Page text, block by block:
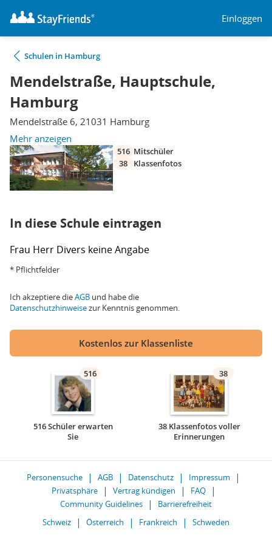
Einloggen
Schulen in Hamburg
Mendelstraße, Hauptschule,
Hamburg
Mendelstraße 6, 21031 Hamburg
Mehr anzeigen
516 Mitschüler
38
Klassenfotos
In diese Schule eintragen
Frau Herr Divers keine Angabe
* Pflichtfelder
Ich akzeptiere dieAGB und habe die
Datenschutzhinweisezur Kenntnis genommen.
Kostenlos zur Klassenliste
516
516 Schüler erwarten
Sie
38
38 Klassenfotos voller
Erinnerungen
Personensuche AGB Datenschutz
Impressum
Privatsphäre
Vertrag kündigen
FAQ
Community Guidelines
Barrierefreiheit
Schweiz
Österreich Frankreich Schweden